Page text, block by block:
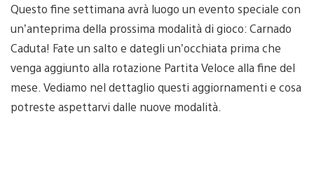
Questo fine settimana avrà luogo un evento speciale con
un’anteprima della prossima modalità di gioco: Carnado
Caduta! Fate un salto e dategli un’occhiata prima che
venga aggiunto alla rotazione Partita Veloce alla fine del
mese. Vediamo nel dettaglio questi aggiornamenti e cosa
potreste aspettarvi dalle nuove modalità.